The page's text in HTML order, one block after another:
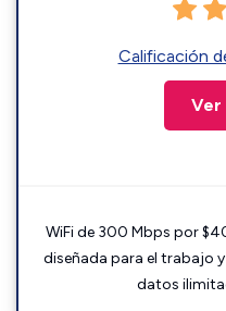
Calificación
Ver
WiFi de 300 Mbps por
diseñada para el trabajo
datos